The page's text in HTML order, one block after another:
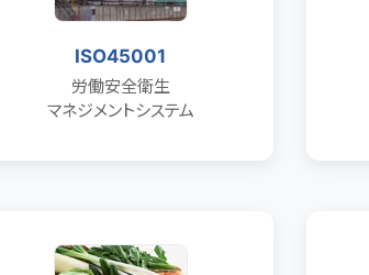
ISO45001
労働安全衛生
マネジメントシステム